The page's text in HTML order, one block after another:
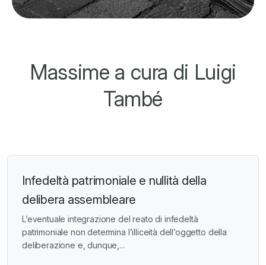
Massime a cura di Luigi
També
Infedeltà patrimoniale e nullità della
delibera assembleare
L’eventuale integrazione del reato di infedeltà
patrimoniale non determina l’illiceità dell’oggetto della
deliberazione e, dunque,...